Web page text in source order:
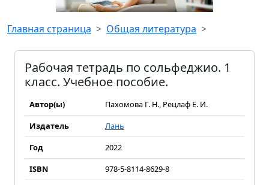
Главная страница Общая литература
Рабочая тетрадь по сольфеджио. 1
класс. Учебное пособие.
Автор(ы)
Пахомова Г. Н., Рецлаф Е. И.
Издатель
Лань
Год
2022
ISBN
978-5-8114-8629-8